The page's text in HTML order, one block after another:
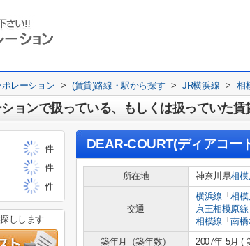
レーション > (賃貸)路線・駅から探す > JR横浜線 > 相
ョンで扱っている、もしくは扱っていた賃
DEAR-COURT(ディアコー
所在地 神奈川県相
交通
横浜線 「相模
京王相模原線
相模線 「南橋
築年月（築年数）
2007年 5月 (
件
件
件
しします